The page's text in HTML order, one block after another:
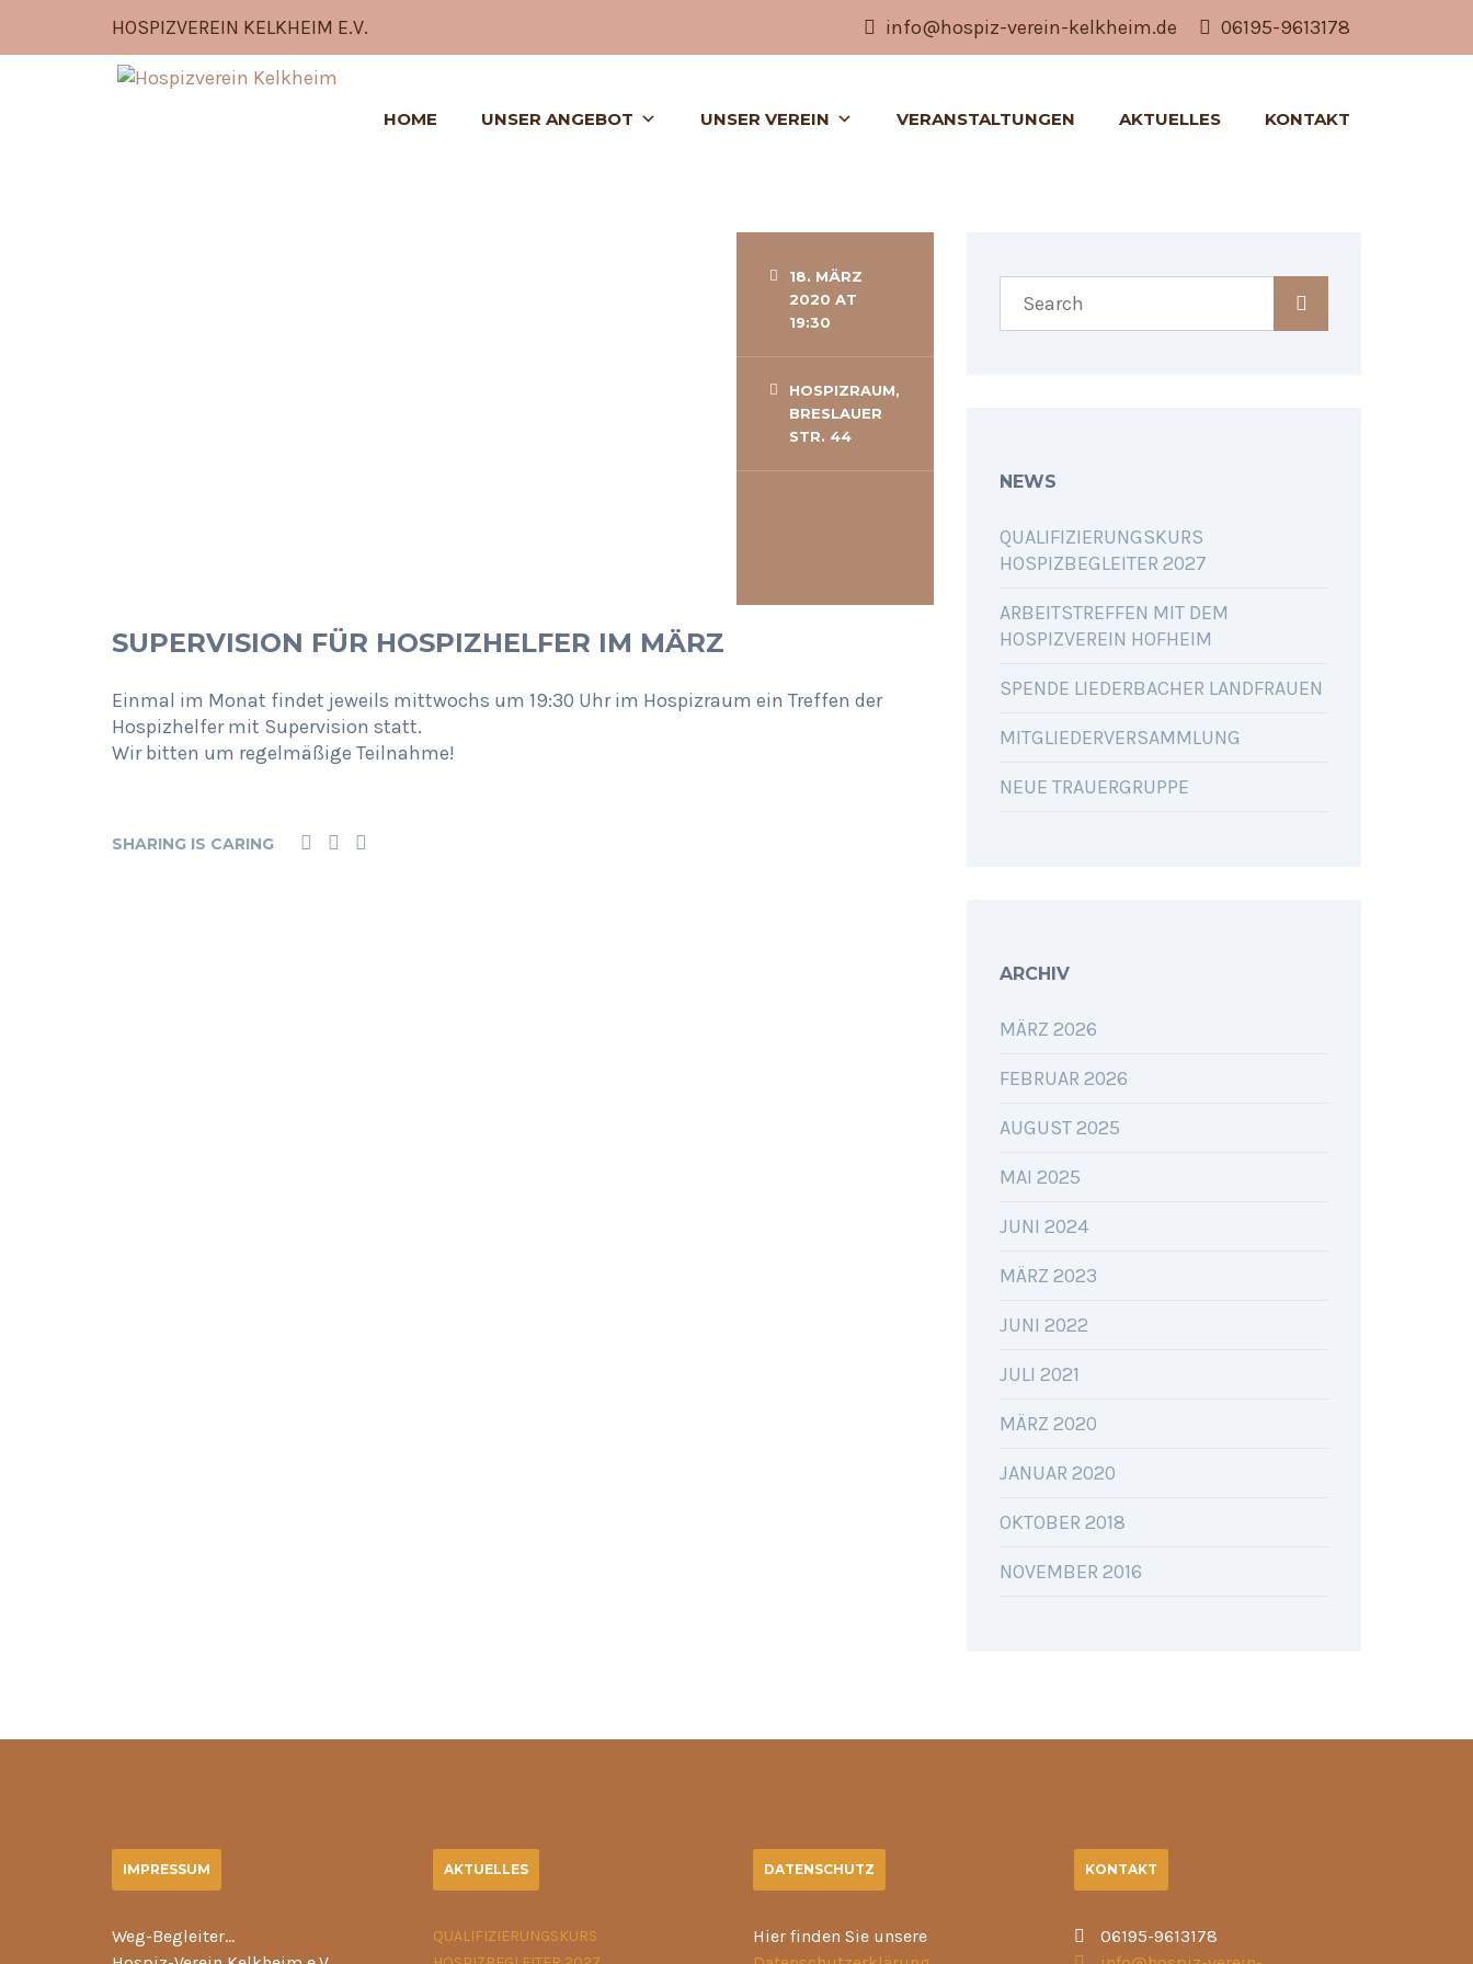
HOSPIZVEREIN KELKHEIM E.V. info@hospiz-verein-kelkheim.de 06195-9613178
HOME UNSER ANGEBOT UNSER VEREIN VERANSTALTUNGEN AKTUELLES KONTAKT
18. MÄRZ
2020 AT
19:30
HOSPIZRAUM,
BRESLAUER
STR. 44
SUPERVISION FÜR HOSPIZHELFER IM MÄRZ
Einmal im Monat findet jeweils mittwochs um 19:30 Uhr im Hospizraum ein Treffen der
Hospizhelfer mit Supervision statt.
Wir bitten um regelmäßige Teilnahme!
SHARING IS CARING
NEWS
QUALIFIZIERUNGSKURS
HOSPIZBEGLEITER 2027
ARBEITSTREFFEN MIT DEM
HOSPIZVEREIN HOFHEIM
SPENDE LIEDERBACHER LANDFRAUEN
MITGLIEDERVERSAMMLUNG
NEUE TRAUERGRUPPE
ARCHIV
MÄRZ 2026
FEBRUAR 2026
AUGUST 2025
MAI 2025
JUNI 2024
MÄRZ 2023
JUNI 2022
JULI 2021
MÄRZ 2020
JANUAR 2020
OKTOBER 2018
NOVEMBER 2016
IMPRESSUM
Weg-Begleiter…
AKTUELLES
QUALIFIZIERUNGSKURS
DATENSCHUTZ
Hier finden Sie unsere
KONTAKT
06195-9613178